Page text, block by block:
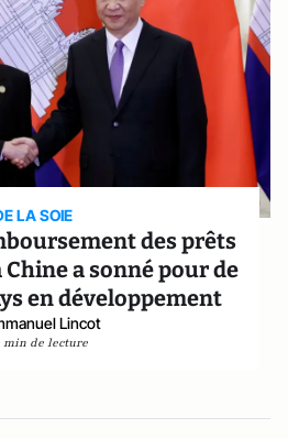
LA SOIE
des prêts
a sonné pour de
en développement
Lincot
min de lecture